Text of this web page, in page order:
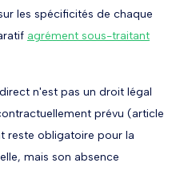
les spécificités de chaque
agrément sous-traitant
n'est pas un droit légal
prévu (article
reste obligatoire pour la
mais son absence